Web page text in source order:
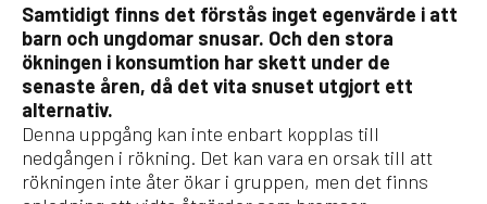
Samtidigt finns det förstås inget egenvärde i att
barn och ungdomar snusar. Och den stora
ökningen i konsumtion har skett under de
senaste åren, då det vita snuset utgjort ett
alternativ.
Denna uppgång kan inte enbart kopplas till
nedgången i rökning. Det kan vara en orsak till att
rökningen inte åter ökar i gruppen, men det finns